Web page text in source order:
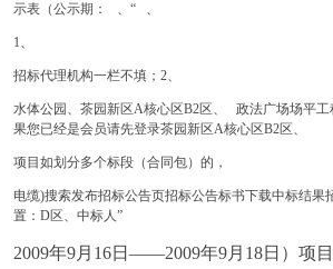
示表（公示期： 、“ 、
1、
招标代理机构一栏不填；2、
水体公园、茶园新区A核心区B2区、 政法广场场平
果您已经是会员请先登录茶园新区A核心区B2区、
项目如划分多个标段（合同包）的，
电缆)搜索发布招标公告页招标公告标书下载中标结
置：D区、中标人”
2009年9月16日——2009年9月18日）项